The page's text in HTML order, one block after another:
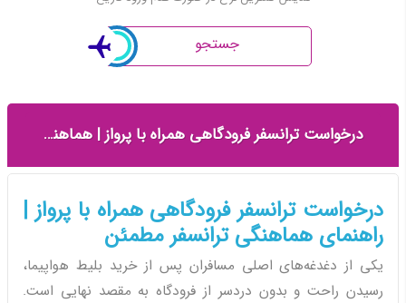
جستجو
درخواست ترانسفر فرودگاهی همراه با پرواز | هماهنگی آسان با موج زمزم
درخواست ترانسفر فرودگاهی همراه با پرواز |
راهنمای هماهنگی ترانسفر مطمئن
یکی از دغدغه‌های اصلی مسافران پس از خرید بلیط هواپیما،
رسیدن راحت و بدون دردسر از فرودگاه به مقصد نهایی است.